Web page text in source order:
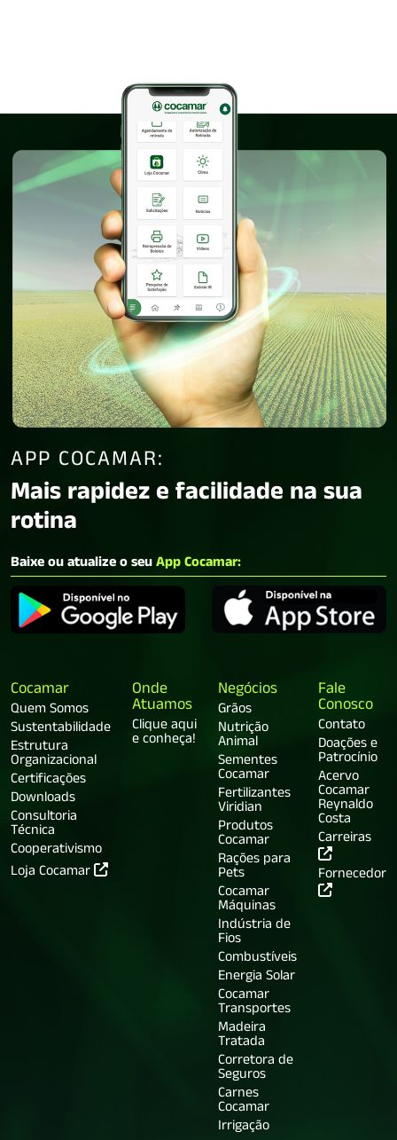
APP COCAMAR:
Mais rapidez e facilidade na sua
rotina
Baixe ou atualize o seuApp Cocamar:
Cocamar
Quem Somos
Sustentabilidade
Estrutura
Organizacional
Certificações
Downloads
Consultoria
Técnica
Cooperativismo
Loja Cocamar
Onde
Atuamos
Clique aqui
e conheça!
Negócios
Grãos
Nutrição
Animal
Sementes
Cocamar
Fertilizantes
Viridian
Produtos
Cocamar
Rações para
Pets
Cocamar
Máquinas
Indústria de
Fios
Combustíveis
Energia Solar
Cocamar
Transportes
Madeira
Tratada
Corretora de
Seguros
Carnes
Cocamar
Irrigação
Fale
Conosco
Contato
Doações e
Patrocínio
Acervo
Cocamar
Reynaldo
Costa
Carreiras
Fornecedor